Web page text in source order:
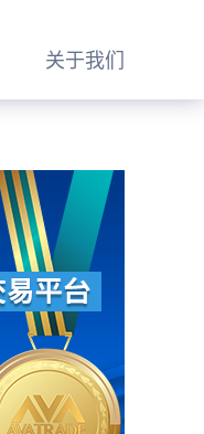
关于我们